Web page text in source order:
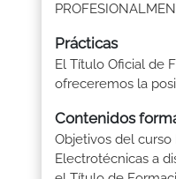
Prácticas
El Título Oficial de
ofreceremos la
Contenidos
Objetivos del curso
Electrotécnicas a